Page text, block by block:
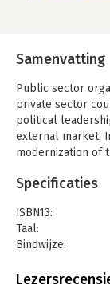
Samenvatting
Public sector
private sector
political
external market.
modernization of
that recognizes
Drawing on both
within
empirical studies
Specificaties
ISBN13:
Taal:
Bindwijze:
Uitgever: